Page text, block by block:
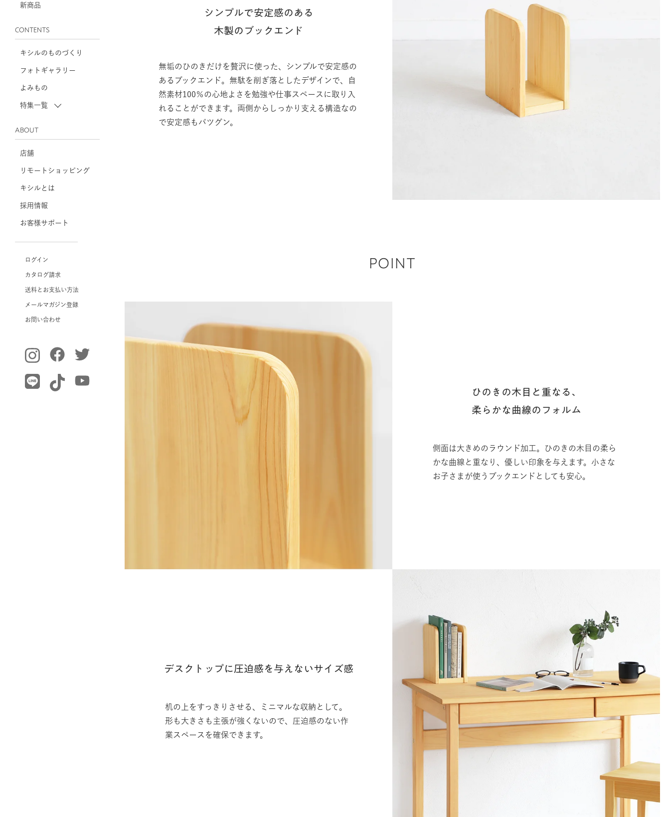
新商品
CONTENTS
キシルのものづくり
フォトギャラリー
よみもの
特集一覧
ABOUT
店舗
リモートショッピング
キシルとは
採用情報
お客様サポート
ログイン
カタログ請求
送料とお支払い方法
メールマガジン登録
お問い合わせ
シンプルで安定感のある
木製のブックエンド
無垢のひのきだけを贅沢に使った、シンプルで安定感の
あるブックエンド。無駄を削ぎ落としたデザインで、自
然素材100％の心地よさを勉強や仕事スペースに取り入
れることができます。両側からしっかり支える構造なの
で安定感もバツグン。
POINT
ひのきの木目と重なる、
柔らかな曲線のフォルム
側面は大きめのラウンド加工。ひのきの木目の柔ら
かな曲線と重なり、優しい印象を与えます。小さな
お子さまが使うブックエンドとしても安心。
デスクトップに圧迫感を与えないサイズ感
机の上をすっきりさせる、ミニマルな収納として。
形も大きさも主張が強くないので、圧迫感のない作
業スペースを確保できます。